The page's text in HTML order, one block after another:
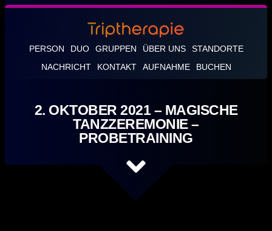
PERSON DUO GRUPPEN ÜBER UNS
STANDORTE
NACHRICHT
KONTAKT AUFNAHME BUCHEN
2. OKTOBER 2021 – MAGISCHE
TANZZEREMONIE –
PROBETRAINING